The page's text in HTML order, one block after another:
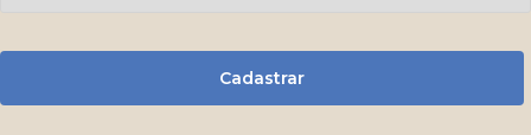
Cadastrar